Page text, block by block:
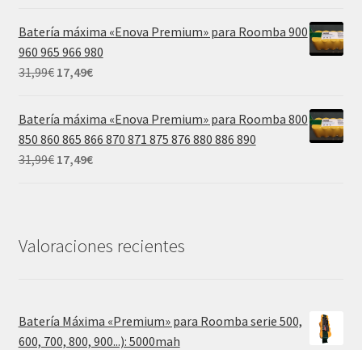
original
era:
39,99€.
actual
es:
21,99€.
Batería máxima «Enova Premium» para Roomba 900
960 965 966 980
31,99€ El
original
era:
31,99€.
17,49€El
actual
es:
17,49€.
Batería máxima «Enova Premium» para Roomba 800
850 860 865 866 870 871 875 876 880 886 890
31,99€ El
31,99€.
17,49€El
17,49€.
Valoraciones recientes
Batería Máxima «Premium» para Roomba serie 500,
600, 700, 800, 900...): 5000mah